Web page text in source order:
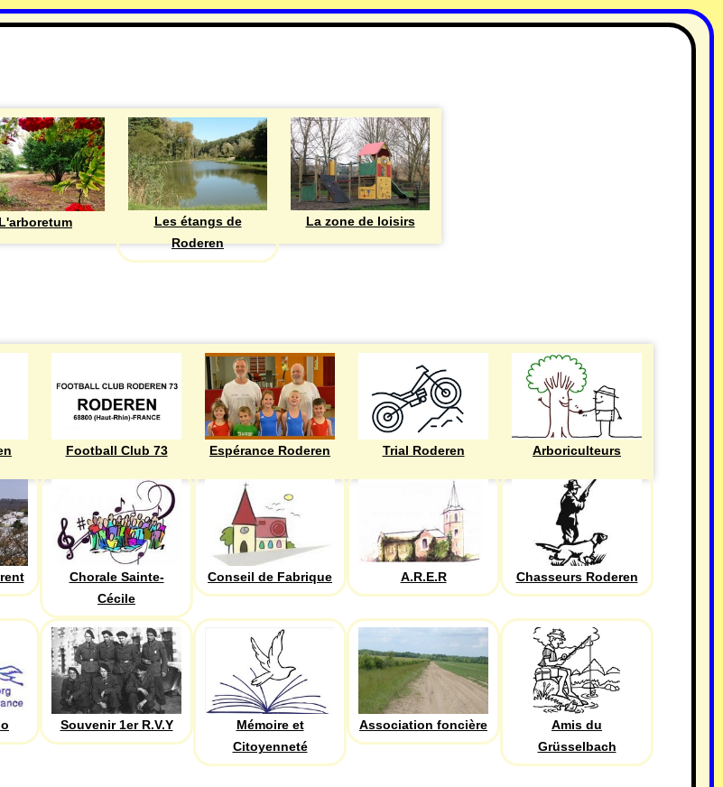
L'arboretum
Les étangs de
Roderen
La zone de loisirs
Football Club 73 Espérance Roderen Trial Roderen Arboriculteurs
Chorale Sainte-
Cécile
Conseil de Fabrique A.R.E.R Chasseurs Roderen
Souvenir 1er R.V.Y
Mémoire et
Citoyenneté
Association foncière
Amis du
Grüsselbach